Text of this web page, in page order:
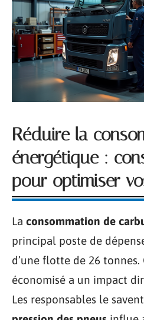
Réduire la
énergétique :
pour optimiser
La consommation de
principal poste de
d’une flotte de 26
économisé a un impact
Les responsables le